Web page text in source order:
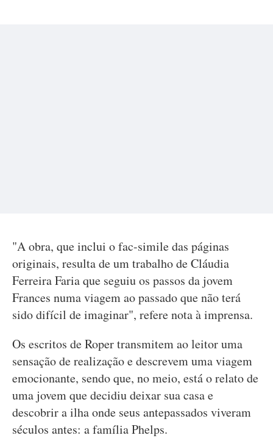
"A obra, que inclui o fac-simile das páginas
originais, resulta de um trabalho de Cláudia
Ferreira Faria que seguiu os passos da jovem
Frances numa viagem ao passado que não terá
sido difícil de imaginar", refere nota à imprensa.
Os escritos de Roper transmitem ao leitor uma
sensação de realização e descrevem uma viagem
emocionante, sendo que, no meio, está o relato de
uma jovem que decidiu deixar sua casa e
descobrir a ilha onde seus antepassados viveram
séculos antes: a família Phelps.